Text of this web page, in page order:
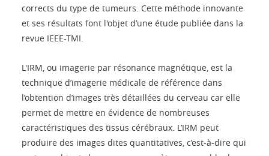
corrects du type de tumeurs. Cette méthode innovante
et ses résultats font l'objet d’une étude publiée dans la
revue IEEE-TMI.
L'IRM, ou imagerie par résonance magnétique, est la
technique d’imagerie médicale de référence dans
l’obtention d’images très détaillées du cerveau car elle
permet de mettre en évidence de nombreuses
caractéristiques des tissus cérébraux. L’IRM peut
produire des images dites quantitatives, c’est-à-dire qui